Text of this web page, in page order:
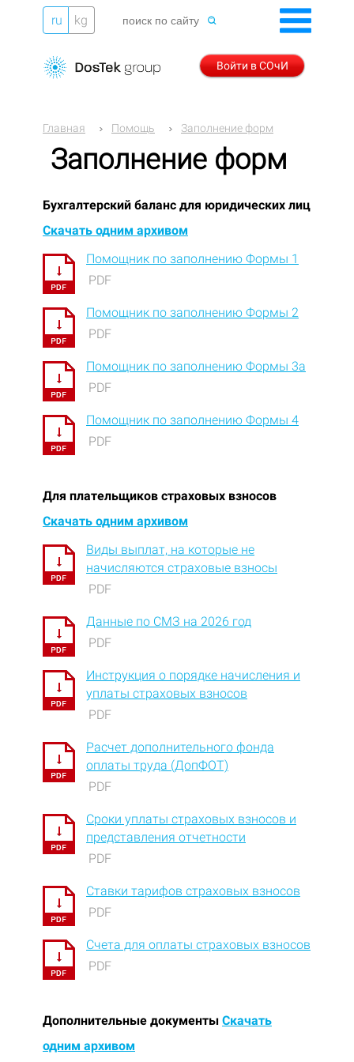
ru kg
Войти в СОчИ
Главная Помощь Заполнение форм
Заполнение форм
Бухгалтерский баланс для юридических лиц
Скачать одним архивом
Помощник по заполнению Формы 1
PDF
Помощник по заполнению Формы 2
PDF
Помощник по заполнению Формы 3а
PDF
Помощник по заполнению Формы 4
PDF
Для плательщиков страховых взносов
Скачать одним архивом
Виды выплат, на которые не
начисляются страховые взносы
PDF
Данные по СМЗ на 2026 год
PDF
Инструкция о порядке начисления и
уплаты страховых взносов
PDF
Расчет дополнительного фонда
оплаты труда (ДопФОТ)
PDF
Сроки уплаты страховых взносов и
представления отчетности
PDF
Ставки тарифов страховых взносов
PDF
Счета для оплаты страховых взносов
PDF
Дополнительные документы Скачать
одним архивом